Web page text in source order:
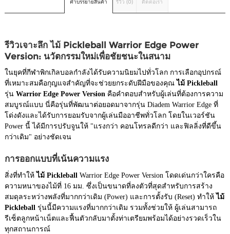
คำบรรยายสินค้า รีวิว (0) ติดต่อเรา
รีวิวเจาะลึก ไม้ Pickleball Warrior Edge Power
Version: นวัตกรรมใหม่เพื่อชัยชนะในสนาม
ในยุคที่กีฬาพิกเกิลบอลกำลังได้รับความนิยมไปทั่วโลก การเลือกอุปกรณ์
ที่เหมาะสมคือกุญแจสำคัญที่จะช่วยยกระดับฝีมือของคุณ ไม้ Pickleball
รุ่น Warrior Edge Power Version คือคำตอบสำหรับผู้เล่นที่ต้องการความ
สมบูรณ์แบบ นี่คือรุ่นที่พัฒนาต่อยอดมาจากรุ่น Diadem Warrior Edge ที่
โด่งดังและได้รับการยอมรับจากผู้เล่นมืออาชีพทั่วโลก โดยในเวอร์ชัน
Power นี้ ได้มีการปรับจูนให้ "แรงกว่า คอนโทรลดีกว่า และฟิลลิ่งที่ดีขึ้น
กว่าเดิม" อย่างชัดเจน
การออกแบบที่เน้นความแรง
สิ่งที่ทำให้ไม้ Pickleball Warrior Edge Power Version โดดเด่นกว่าใครคือ
ความหนาของไม้ที่ 16 มม. ซึ่งเป็นขนาดที่ลงตัวที่สุดสำหรับการสร้าง
สมดุลระหว่างพลังที่มากกว่าเดิม (Power) และการตั้งรับ (Reset) ทำให้ไม้
Pickleball รุ่นนี้มีความแรงที่มากกว่าเดิม รวมทั้งช่วยให้ ผู้เล่นสามารถ
รีเซ็ตลูกหน้าเน็ตและฟื้นตัวกลับมาตั้งท่าเตรียมพร้อมได้อย่างรวดเร็วใน
ทุกสถานการณ์